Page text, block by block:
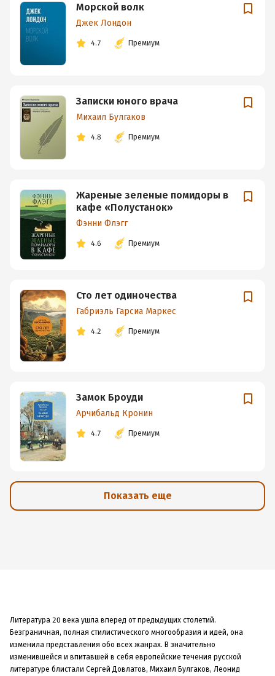
Морской волк
Джек Лондон
4.7 Премиум
Записки юного врача
Михаил Булгаков
4.8 Премиум
Жареные зеленые помидоры в
кафе «Полустанок»
Фэнни Флэгг
4.6 Премиум
Сто лет одиночества
Габриэль Гарсиа Маркес
4.2 Премиум
Замок Броуди
Арчибальд Кронин
4.7 Премиум
Показать еще
Литература 20 века ушла вперед от предыдущих столетий.
Безграничная, полная стилистического многообразия и идей, она
изменила представления обо всех жанрах. В значительно
изменившейся и впитавшей в себя европейские течения русской
литературе блистали Сергей Довлатов, Михаил Булгаков, Леонид